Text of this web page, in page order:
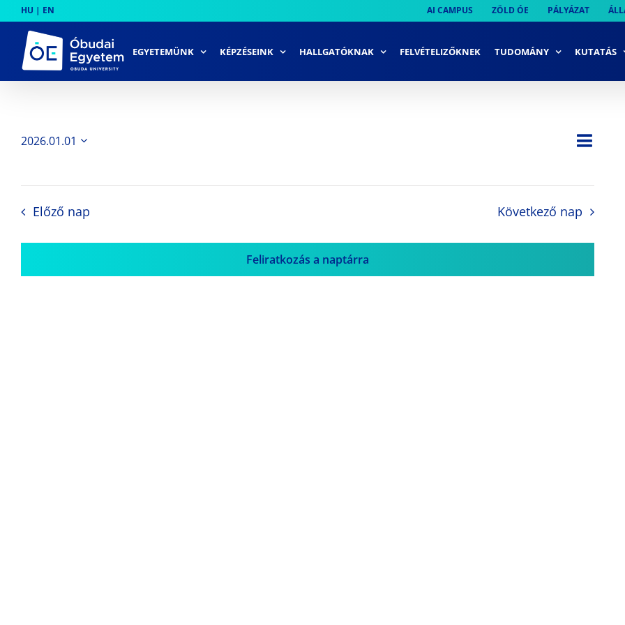
to
content
HU | EN AI CAMPUS ZÖLD ÓE PÁLYÁZAT
EGYETEMÜNK KÉPZÉSEINK HALLGATÓKNAK FELVÉTELIZŐKNEK TUDOMÁNY KUTATÁS
Nap
2026.01.01
Előző nap Következő nap
Feliratkozás a naptárra